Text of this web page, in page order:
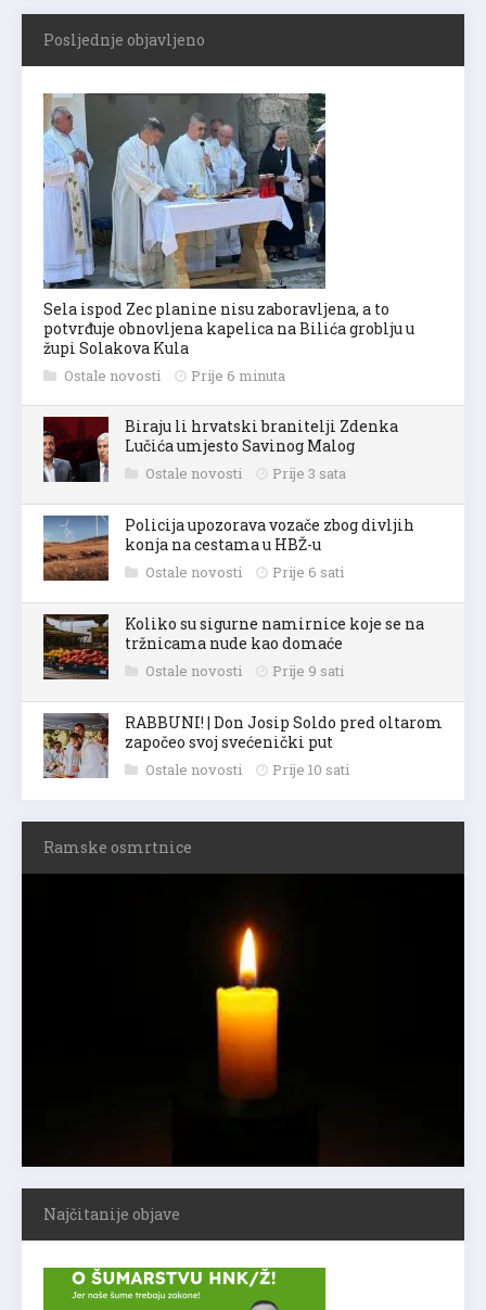
Posljednje objavljeno
Sela ispod Zec planine nisu zaboravljena, a to
potvrđuje obnovljena kapelica na Bilića groblju u
župi Solakova Kula
Ostale novosti Prije 6 minuta
Biraju li hrvatski branitelji Zdenka
Lučića umjesto Savinog Malog
Ostale novosti Prije 3 sata
Policija upozorava vozače zbog divljih
konja na cestama u HBŽ-u
Ostale novosti Prije 6 sati
Koliko su sigurne namirnice koje se na
tržnicama nude kao domaće
Ostale novosti Prije 9 sati
RABBUNI! | Don Josip Soldo pred oltarom
započeo svoj svećenički put
Ostale novosti Prije 10 sati
Ramske osmrtnice
Najčitanije objave